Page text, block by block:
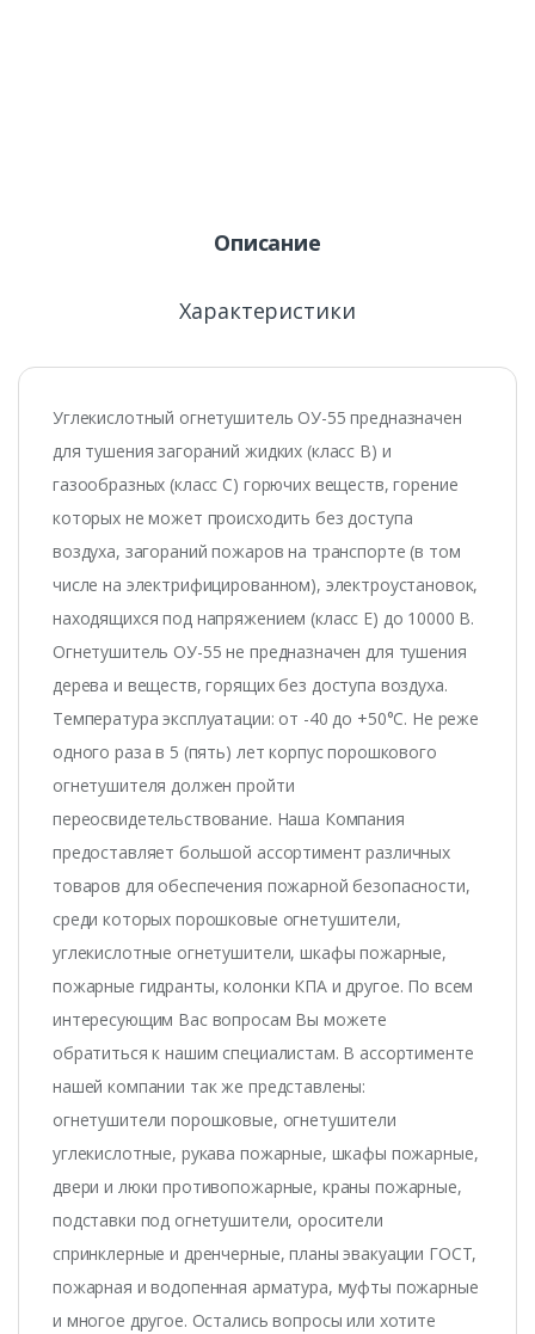
Описание
Характеристики
Углекислотный огнетушитель ОУ-55 предназначен
для тушения загораний жидких (класс В) и
газообразных (класс С) горючих веществ, горение
которых не может происходить без доступа
воздуха, загораний пожаров на транспорте (в том
числе на электрифицированном), электроустановок,
находящихся под напряжением (класс Е) до 10000 В.
Огнетушитель ОУ-55 не предназначен для тушения
дерева и веществ, горящих без доступа воздуха.
Температура эксплуатации: от -40 до +50°С. Не реже
одного раза в 5 (пять) лет корпус порошкового
огнетушителя должен пройти
переосвидетельствование. Наша Компания
предоставляет большой ассортимент различных
товаров для обеспечения пожарной безопасности,
среди которых порошковые огнетушители,
углекислотные огнетушители, шкафы пожарные,
пожарные гидранты, колонки КПА и другое. По всем
интересующим Вас вопросам Вы можете
обратиться к нашим специалистам. В ассортименте
нашей компании так же представлены:
огнетушители порошковые, огнетушители
углекислотные, рукава пожарные, шкафы пожарные,
двери и люки противопожарные, краны пожарные,
подставки под огнетушители, оросители
спринклерные и дренчерные, планы эвакуации ГОСТ,
пожарная и водопенная арматура, муфты пожарные
и многое другое. Остались вопросы или хотите